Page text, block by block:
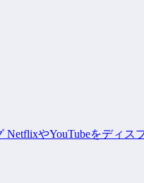
やYouTubeをディ